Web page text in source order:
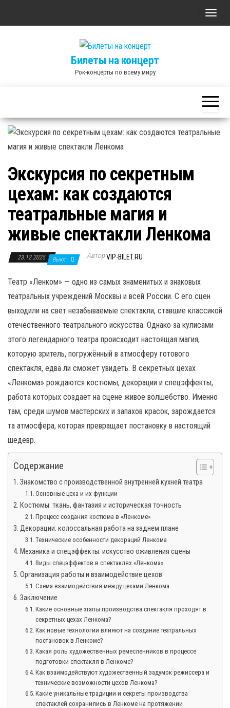
П
т
ь
/
Билеты на концерт
Рок-концерты по всему миру
Экскурсия по секретным
цехам: как создаются
театральные магия и
живые спектакли Ленкома
23.12.2025 Выкл. АвторVIP-BILET.RU
Театр «Ленком» — одно из самых знаменитых и знаковых
театральных учреждений Москвы и всей России. С его сцен
выходили на свет незабываемые спектакли, ставшие классикой
отечественного театрального искусства. Однако за кулисами
этого легендарного театра происходит настоящая магия,
которую зритель, погружённый в атмосферу готового
спектакля, едва ли сможет увидеть. В секретных цехах
«Ленкома» рождаются костюмы, декорации и спецэффекты,
работа которых создает на сцене живое волшебство. Именно
там, среди шумов мастерских и запахов красок, зарождается
та атмосфера, которая превращает постановку в настоящий
шедевр.
Содержание
Знакомство с производственной внутренней кухней театра
Основные цеха и их функции
Костюмы: ткань, фантазия и историческая точность
Процесс создания костюма в «Ленкоме»
Декорации: колоссальная работа на заднем плане
Технические особенности декораций Ленкома
Механика и спецэффекты: искусство оживления сцены
Виды спецэффектов в спектаклях «Ленкома»
Организация работы и взаимодействие цехов
Схема взаимодействия между цехами Ленкома
Заключение
Какие основные этапы производства спектакля проходят в
секретных цехах Ленкома?
Как новые технологии влияют на создание театральных
постановок в Ленкоме?
Какая роль художественных ремесленников в процессе
подготовки спектакля в Ленкоме?
Как взаимодействуют художественный задумок режиссера и
технические возможности цехов Ленкома?
Какие уникальные традиции и секреты производства
спектаклей сохранились в Ленкоме на протяжении